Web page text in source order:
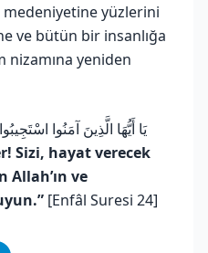
medeniyetine yüzlerini
ve bütün bir insanlığa
nizamına yeniden
Sizi, hayat verecek
Allah’ın ve
[Enfâl Suresi 24]